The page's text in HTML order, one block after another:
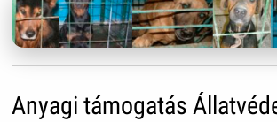
Anyagi támogatás